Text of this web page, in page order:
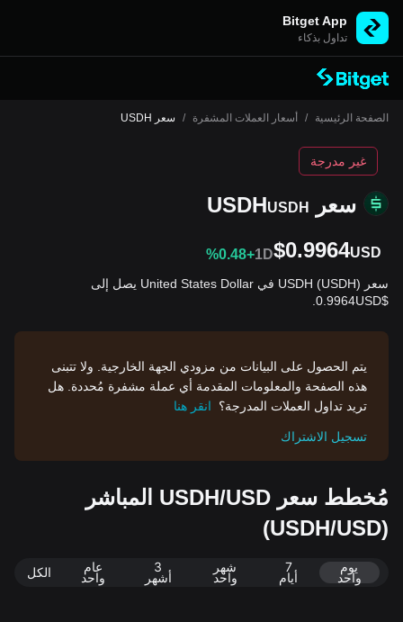
Bitget App
تداول بذكاء
الصفحة الرئيسية / أسعار العملات المشفرة / سعر USDH
سعر USDH USDH
غير مدرجة
$0.9964USD
%0.48+1D
سعر USDH (USDH) في United States Dollar يصل إلى
$0.9964USD.
يتم الحصول على البيانات من مزودي الجهة الخارجية. ولا تتبنى
هذه الصفحة والمعلومات المقدمة أي عملة مشفرة مُحددة. هل
تريد تداول العملات المدرجة؟
انقر هنا
تسجيل الاشتراك
مُخطط سعر USDH/USD المباشر
(USDH/USD)
يوم
واحد
7
أيام
شهر
واحد
3
أشهر
عام
واحد الكل